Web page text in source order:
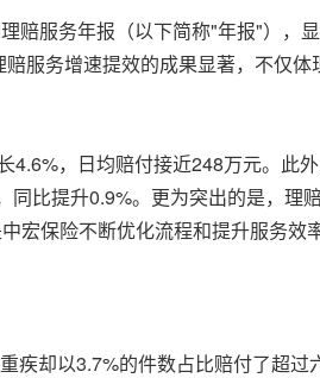
赔服务年报（以下简称"年报"），
服务增速提效的成果显著，不仅
，日均赔付接近248万元。此
比提升0.9%。更为突出的是，
宏保险不断优化流程和提升服务效
疾却以3.7%的件数占比赔付了超